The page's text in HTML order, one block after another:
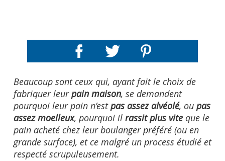
Beaucoup sont ceux qui, ayant fait le choix de
fabriquer leurpain maison, se demandent
pourquoi leur pain n’estpas assez alvéolé, ou pas
assez moelleux, pourquoi il rassit plus viteque le
pain acheté chez leur boulanger préféré (ou en
grande surface), et ce malgré un process étudié et
respecté scrupuleusement.